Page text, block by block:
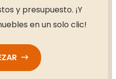
y presupuesto. ¡Y
en un solo clic!